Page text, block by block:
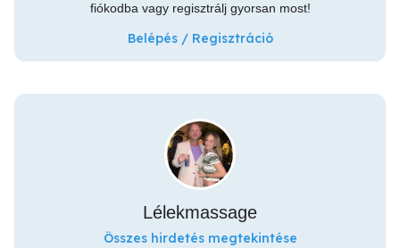
fiókodba vagy regisztrálj gyorsan most!
Belépés / Regisztráció
Lélekmassage
Összes hirdetés megtekintése